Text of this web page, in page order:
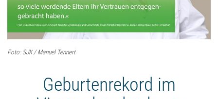
Foto: SJK / Manuel Tennert
Geburtenrekord im